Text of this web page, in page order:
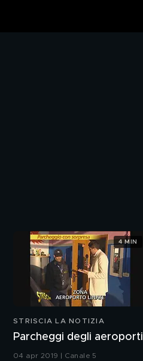
STRISCIA LA NOTIZIA
Parcheggi degli aeroporti
04 apr 2019 | Canale 5
4 MIN